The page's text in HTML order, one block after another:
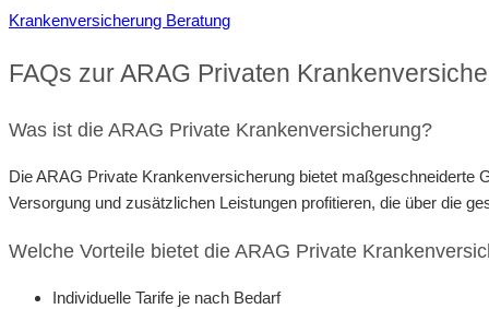
Krankenversicherung Beratung
FAQs zur ARAG Privaten
Was ist die ARAG Private Krankenversicherung?
Die ARAG Private Krankenversicherung bietet maßgeschneiderte
Versorgung und zusätzlichen Leistungen profitieren, die über die
Welche Vorteile bietet die ARAG Private
Individuelle Tarife je nach Bedarf